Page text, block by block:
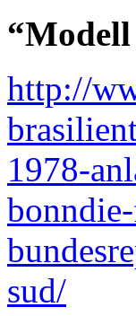
http://
1978-
sud/